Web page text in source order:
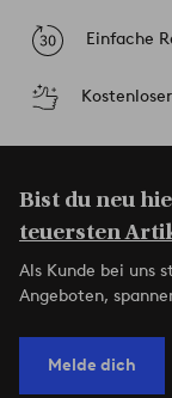
Einfache
Bist du neu
teuersten
Als Kunde bei uns
Angeboten,
Melde dich